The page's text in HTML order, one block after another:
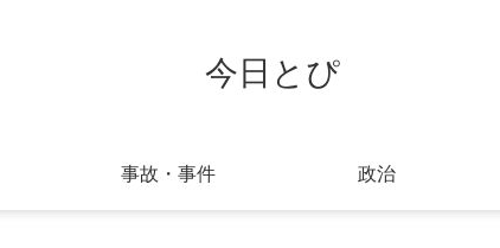
今日とぴ
事故・事件 政治